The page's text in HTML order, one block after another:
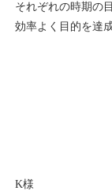
それぞれの時期の
効率よく目的を達
K様